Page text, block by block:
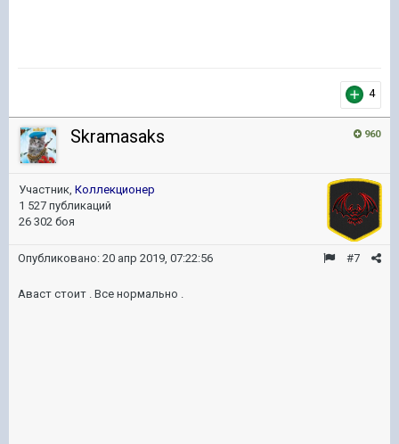
4
960
Skramasaks
Участник, Коллекционер
1 527 публикаций
26 302 боя
#7
Опубликовано: 20 апр 2019, 07:22:56
Аваст стоит . Все нормально .